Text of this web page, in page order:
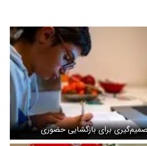
برای بازگشایی حضوری
مجازی مدارس